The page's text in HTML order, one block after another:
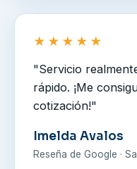
★★★★★
"Servicio
rápido. ¡Me
cotización!"
Imelda Avalos
Reseña de Google ·